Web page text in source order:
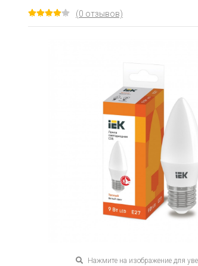
(0 отзывов)
Нажмите на изображение для